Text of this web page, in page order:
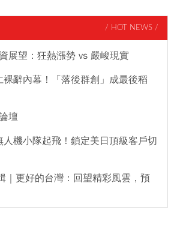
/ HOT NEWS /
展望：狂熱漲勢 vs 嚴峻現實
辭內幕！「落後群創」成最後稻
壇
機小隊起飛！鎖定美日頂級客戶切
｜更好的台灣：回望精彩風雲，預